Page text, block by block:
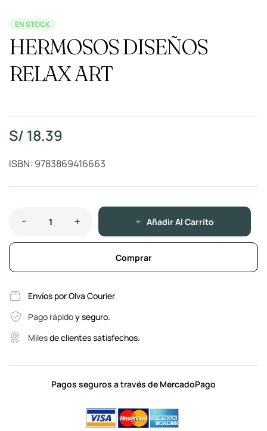
EN STOCK
HERMOSOS DISEÑOS
RELAX ART
S/ 18.39
ISBN: 9783869416663
Añadir Al Carrito
Comprar
Envíos por Olva Courier
Pago rápidoy seguro.
Milesde clientes satisfechos.
Pagos seguros a través de MercadoPago